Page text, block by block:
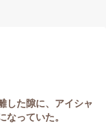
した隙に、アイシャ
なっていた。